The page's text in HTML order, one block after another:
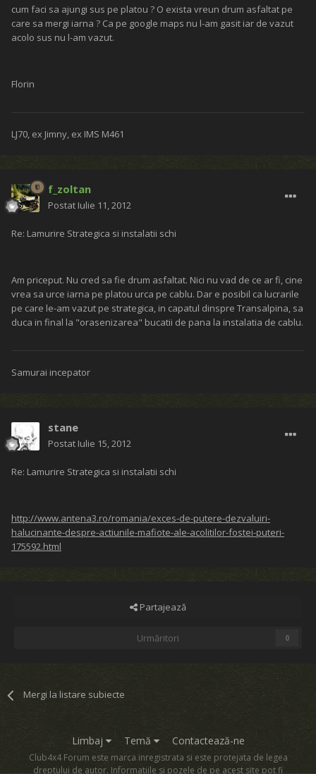
cum faci sa ajungi sus pe platou ? O exista vreun drum asfaltat pe
care sa mergi iarna ? Ca pe google maps nu l-am gasit iar de vazut
acolo sus nu l-am vazut.
Florin
LJ70, ex Jimny, ex IMS M461
f_zoltan
Postat Iulie 11, 2012
Re: Lamurire Strategica si instalatii schi
Am priceput. Nu cred sa fie drum asfaltat. Nici nu vad de ce ar fi, cine
vrea sa urce iarna pe platou urca pe cablu. Dar e posibil ca lucrarile
pe care le-am vazut pe strategica, in capatul dinspre Transalpina, sa
duca in final la "orasenizarea" bucatii de pana la instalatia de cablu.
Samurai incepator
stane
Postat Iulie 15, 2012
Re: Lamurire Strategica si instalatii schi
http://www.antena3.ro/romania/exces-de-putere-dezvaluiri-
halucinante-despre-actiunile-mafiote-ale-acolitilor-fostei-puteri-
175592.html
Partajează
Urmăritori 0
Mergi la listare subiecte
Limbaj Temă Contactează-ne
Club4x4 Forum este marca inregistrata si este protejata de legea
dreptului de autor. Informatiile si pozele de pe acest site pot fi